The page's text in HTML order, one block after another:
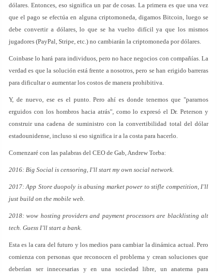
dólares. Entonces, eso significa un par de cosas. La primera es que una vez
que el pago se efectúa en alguna criptomoneda, digamos Bitcoin, luego se
debe convertir a dólares, lo que se ha vuelto difícil ya que los mismos
jugadores (PayPal, Stripe, etc.) no cambiarán la criptomoneda por dólares.
Coinbase lo hará para individuos, pero no hace negocios con compañías. La
verdad es que la solución está frente a nosotros, pero se han erigido barreras
para dificultar o aumentar los costos de manera prohibitiva.
Y, de nuevo, ese es el punto. Pero ahí es donde tenemos que "pararnos
erguidos con los hombros hacia atrás", como lo expresó el Dr. Peterson y
construir una cadena de suministro con la convertibilidad total del dólar
estadounidense, incluso si eso significa ir a la costa para hacerlo.
Comenzaré con las palabras del CEO de Gab, Andrew Torba:
2016: Big Social is censoring, I’ll start my own social network.
2017: App Store duopoly is abusing market power to stifle competition, I’ll
just build on the mobile web.
2018: wow hosting providers and payment processors are blacklisting alt
tech. Guess I’ll start a bank.
Esta es la cara del futuro y los medios para cambiar la dinámica actual. Pero
comienza con personas que reconocen el problema y crean soluciones que
deberían ser innecesarias y en una sociedad libre, un anatema para